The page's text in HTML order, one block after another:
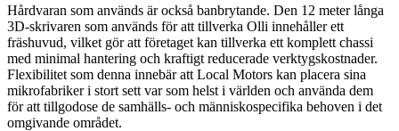
Hårdvaran som används är också banbrytande. Den 12 meter långa
3D-skrivaren som används för att tillverka Olli innehåller ett
fräshuvud, vilket gör att företaget kan tillverka ett komplett chassi
med minimal hantering och kraftigt reducerade verktygskostnader.
Flexibilitet som denna innebär att Local Motors kan placera sina
mikrofabriker i stort sett var som helst i världen och använda dem
för att tillgodose de samhälls- och människospecifika behoven i det
omgivande området.